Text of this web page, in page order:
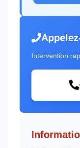
Intervention